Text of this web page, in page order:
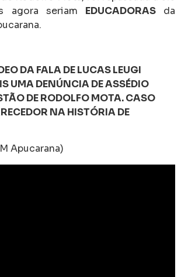
agora seriam EDUCADORASda
DA FALA DE LUCAS LEUGI
UMA DENÚNCIA DE ASSÉDIO
DE RODOLFO MOTA. CASO
NA HISTÓRIA DE
Apucarana)